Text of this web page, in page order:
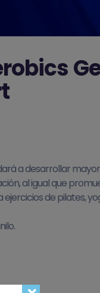
a desarrollar
al igual que
de pilates,